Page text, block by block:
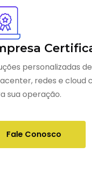
personalizadas de
redes e cloud
sua operação.
Fale Conosco